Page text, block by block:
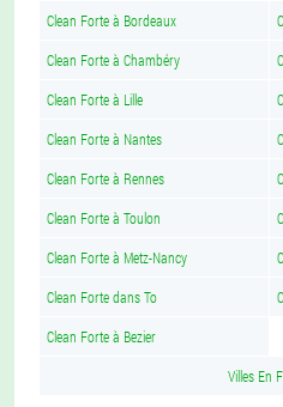
Clean Forte à Bordeaux
Clean Forte à Chambéry
Clean Forte à Lille
Clean Forte à Nantes
Clean Forte à Rennes
Clean Forte à Toulon
Clean Forte à Metz-Nancy
Clean Forte dans To
Clean Forte à Bezier
Villes En